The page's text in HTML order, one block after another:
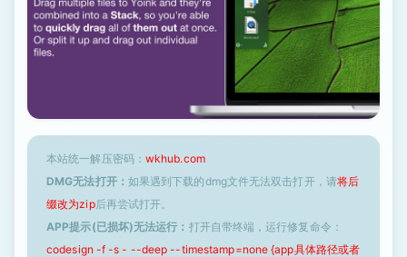
本站统一解压密码： wkhub.com
DMG无法打开： 如果遇到下载的dmg文件无法双击打开，请将后
缀改为zip后再尝试打开。
APP提示(已损坏)无法运行： 打开自带终端，运行修复命令：
codesign -f -s - --deep --timestamp=none {app具体路径或者